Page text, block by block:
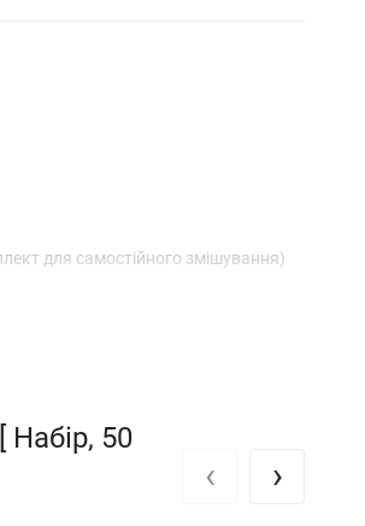
для самостійного змішування)
50
‹ ›